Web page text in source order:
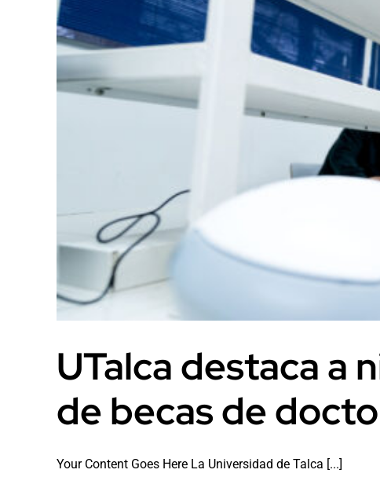
UTalca destaca a
de becas de
Your Content Goes Here La Universidad de Talca [...]